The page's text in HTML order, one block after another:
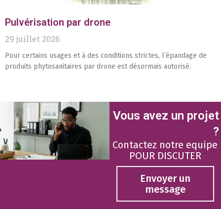
Pulvérisation par drone
29 juillet 2026
Pour certains usages et à des conditions strictes, l’épandage de
produits phytosanitaires par drone est désormais autorisé.
Vous avez un projet
?
Contactez notre equipe
POUR DISCUTER
Envoyer un
message